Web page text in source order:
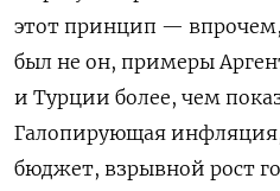
этот принцип —
был не он, примеры
и Турции более, чем
Галопирующая
бюджет, взрывной рост